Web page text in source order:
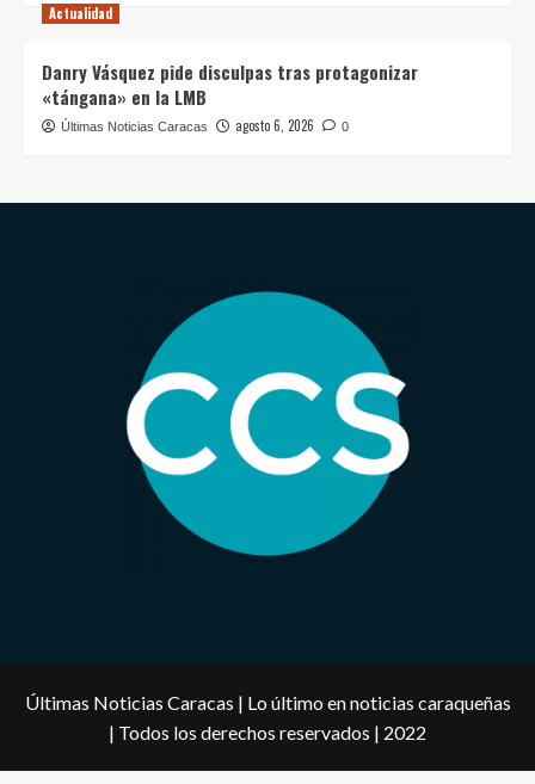
Actualidad
Danry Vásquez pide disculpas tras protagonizar
«tángana» en la LMB
Últimas Noticias Caracas agosto 6, 2026 0